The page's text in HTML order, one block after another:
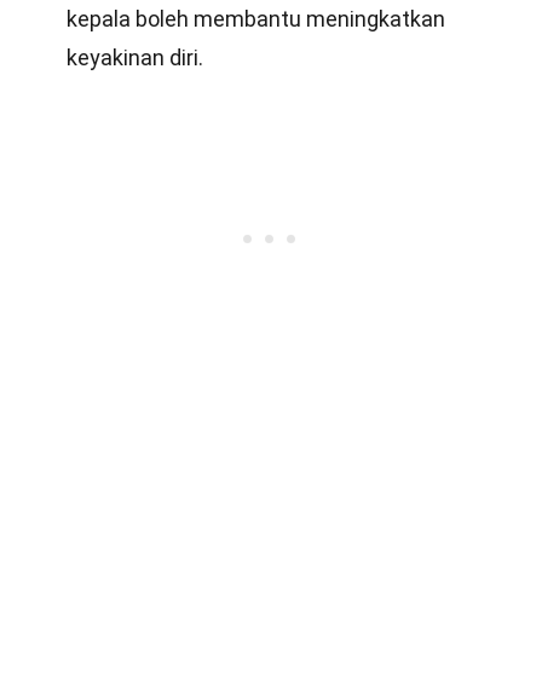
kepala boleh membantu meningkatkan
keyakinan diri.